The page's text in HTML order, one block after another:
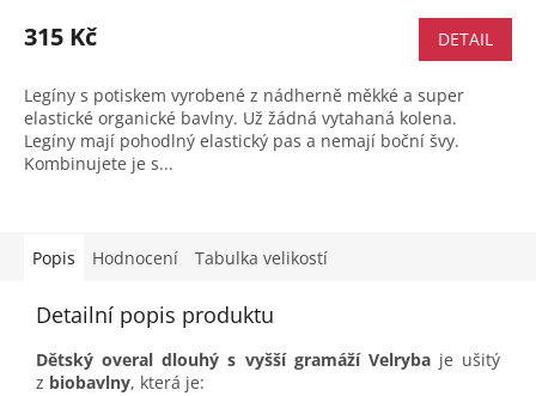
315 Kč DETAIL
Legíny s potiskem vyrobené z nádherně měkké a super
elastické organické bavlny. Už žádná vytahaná kolena.
Legíny mají pohodlný elastický pas a nemají boční švy.
Kombinujete je s...
Popis Hodnocení Tabulka velikostí
Detailní popis produktu
Dětský overal dlouhý s vyšší gramáží Velryba je ušitý
z biobavlny, která je: